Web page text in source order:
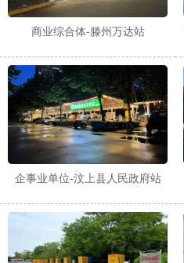
商业综合体-滕州万达站
企事业单位-汶上县人民政府站